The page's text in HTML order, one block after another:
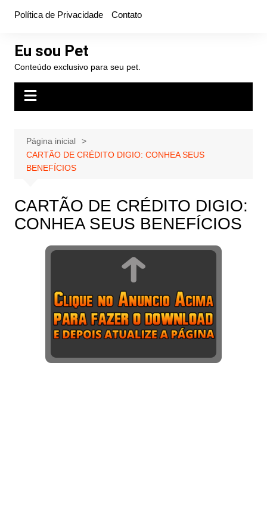
conteúdo
Política de Privacidade Contato
Eu sou Pet
Conteúdo exclusivo para seu pet.
Página inicial
CARTÃO DE CRÉDITO DIGIO: CONHEA SEUS
BENEFÍCIOS
CARTÃO DE CRÉDITO DIGIO:
CONHEA SEUS BENEFÍCIOS